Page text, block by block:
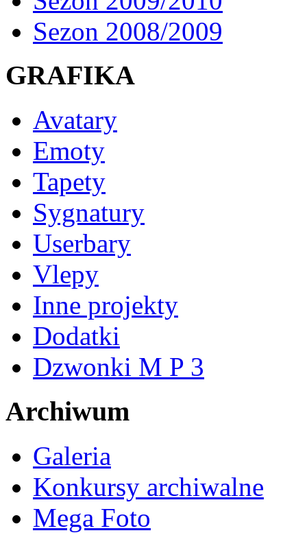
Sezon 2008/2009
GRAFIKA
Avatary
Emoty
Tapety
Sygnatury
Userbary
Vlepy
Inne projekty
Dodatki
Dzwonki M P 3
Archiwum
Galeria
Konkursy archiwalne
Mega Foto